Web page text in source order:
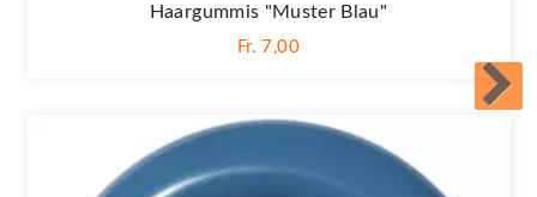
Haargummis "Muster Blau"
Fr. 7,00